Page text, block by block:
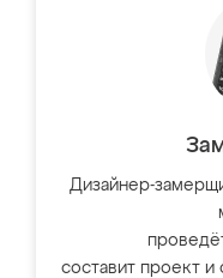
Дизайнер-
составит проект и